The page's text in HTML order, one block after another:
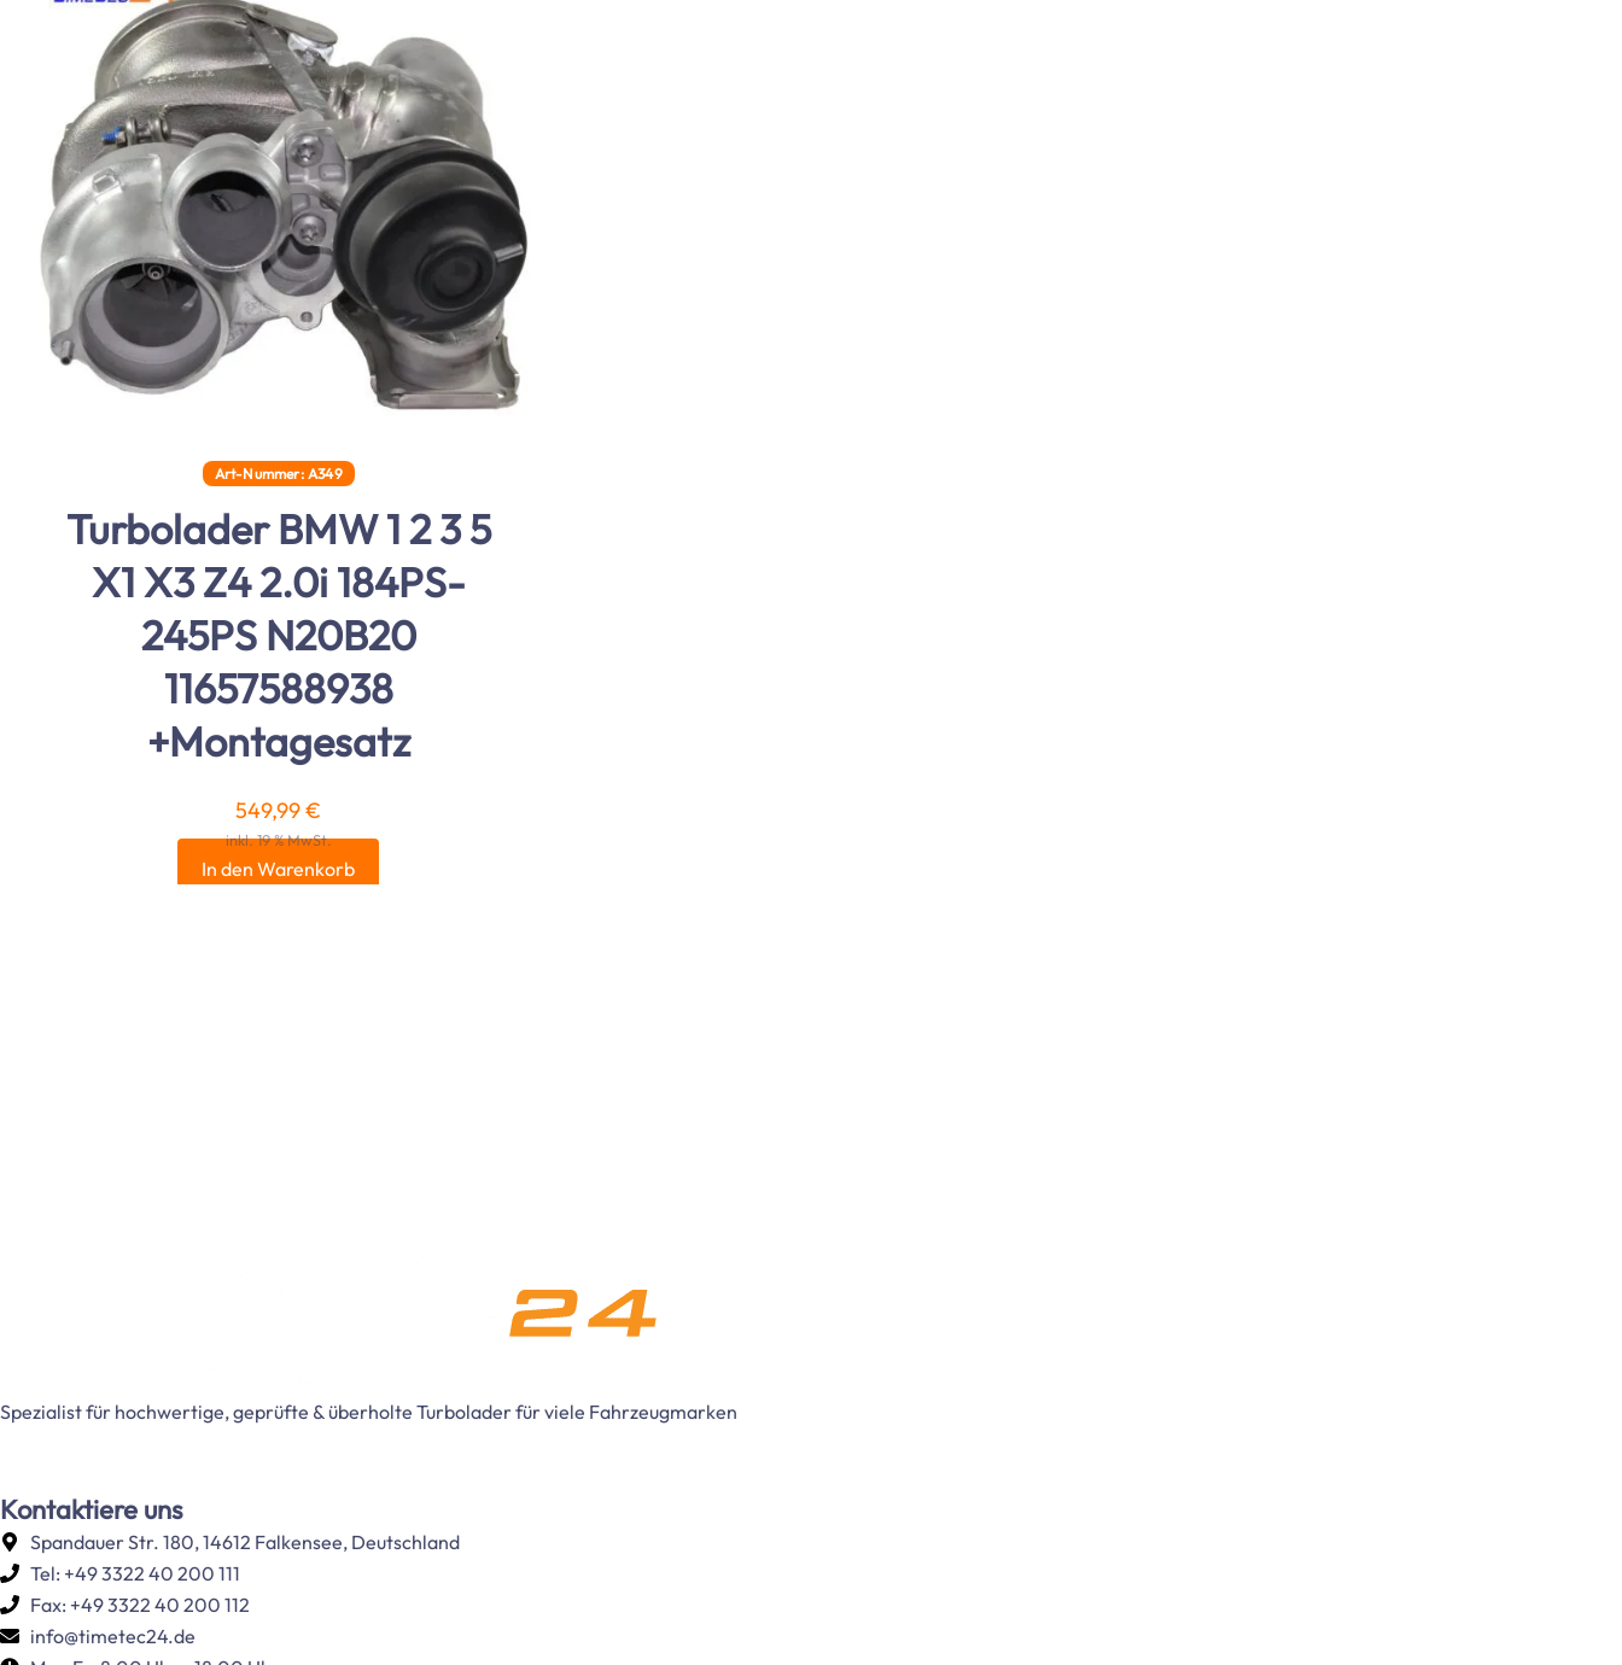
Art-Nummer: A349
Turbolader BMW 1 2 3 5
X1 X3 Z4 2.0i 184PS-
245PS N20B20
11657588938
+Montagesatz
549,99€
inkl. 19 % MwSt.
In den Warenkorb
Spezialist für hochwertige, geprüfte & überholte Turbolader für viele Fahrzeugmarken
Kontaktiere uns
Spandauer Str. 180, 14612 Falkensee, Deutschland
Tel: +49 3322 40 200 111
Fax: +49 3322 40 200 112
info@timetec24.de